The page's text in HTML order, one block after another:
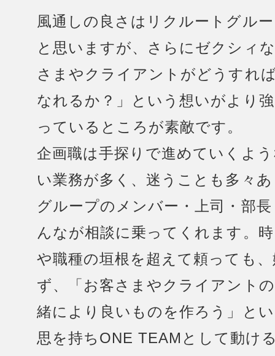
風通しの良さはリクルートグル
と思いますが、さらにゼクシィ
さまやクライアントがどうすれ
なれるか？」という想いがより
っているところが素敵です。
企画職は手探りで進めていくよ
い業務が多く、迷うことも多々
グループのメンバー・上司・部
んなが相談に乗ってくれます。
や職種の垣根を超えて頼っても
ず、「お客さまやクライアント
緒により良いものを作ろう」と
思を持ちONE TEAMとして動け